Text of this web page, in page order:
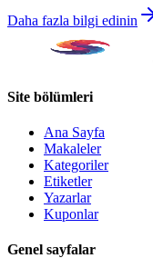
Daha fazla bilgi edinin
Site bölümleri
Ana Sayfa
Makaleler
Kategoriler
Etiketler
Yazarlar
Kuponlar
Genel sayfalar